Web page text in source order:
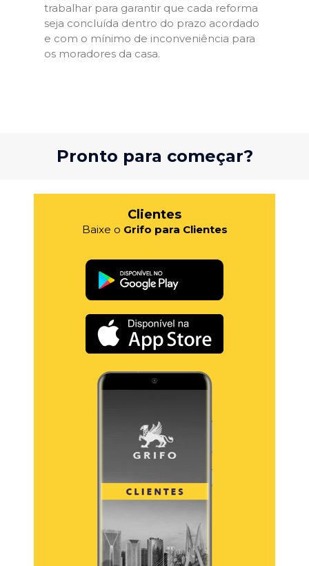
trabalhar para garantir que cada reforma
seja concluída dentro do prazo acordado
e com o mínimo de inconveniência para
os moradores da casa.
Pronto para começar?
Clientes
Baixe o Grifo para Clientes